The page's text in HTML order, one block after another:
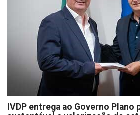
IVDP entrega ao Governo Plano